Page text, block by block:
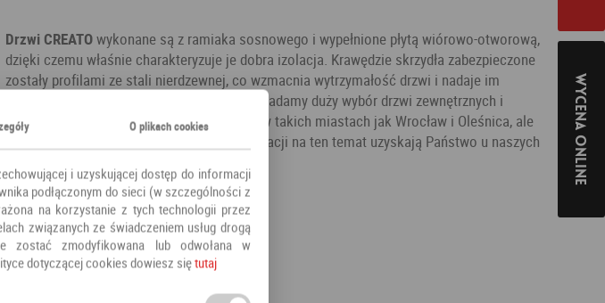
Drzwi CREATOwykonane są z ramiaka sosnowego i wypełnione płytą wiórowo-otworową,
dzięki czemu właśnie charakteryzuje je dobra izolacja. Krawędzie skrzydła zabezpieczone
zostały profilami ze stali nierdzewnej, co wzmacnia wytrzymałość drzwi i nadaje im
estetycznego wyglądu.W naszej ofercie posiadamy duży wybór drzwi zewnętrznych i
wewnętrznych. Pomiar i montaż oferujemy w takich miastach jak Wrocław i Oleśnica, ale
również ich okolice . Szczegółowych informacji na ten temat uzyskają Państwo u naszych
Kategoria:Drzwi pokojowe
Producent:POL-SKONE
Wycena online
O plikach cookies
i uzyskującej dostęp do informacji
podłączonym do sieci (w szczególności z
na korzystanie z tych technologii przez
związanych ze świadczeniem usług drogą
zostać zmodyfikowana lub odwołana w
dotyczącej cookies dowiesz siętutaj